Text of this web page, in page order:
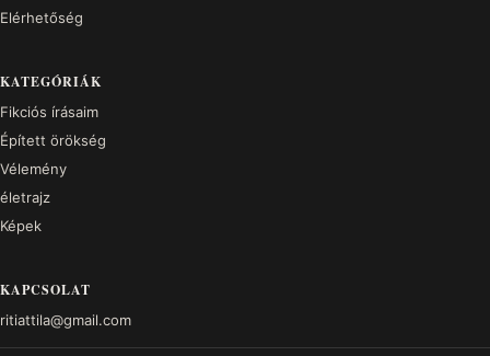
Elérhetőség
KATEGÓRIÁK
Fikciós írásaim
Épített örökség
Vélemény
életrajz
Képek
KAPCSOLAT
ritiattila@gmail.com